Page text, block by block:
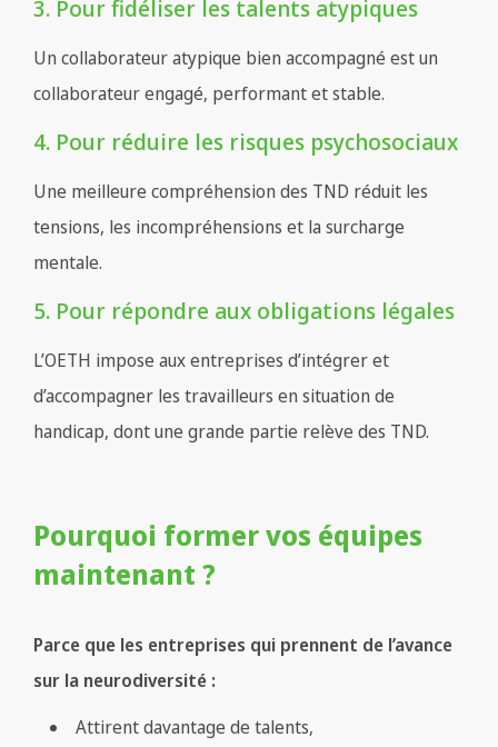
3. Pour fidéliser les talents atypiques
Un collaborateur atypique bien accompagné est un
collaborateur engagé, performant et stable.
4. Pour réduire les risques psychosociaux
Une meilleure compréhension des TND réduit les
tensions, les incompréhensions et la surcharge
mentale.
5. Pour répondre aux obligations légales
L’OETH impose aux entreprises d’intégrer et
d’accompagner les travailleurs en situation de
handicap, dont une grande partie relève des TND.
Pourquoi former vos équipes
maintenant ?
Parce que les entreprises qui prennent de l’avance
sur la neurodiversité :
Attirent davantage de talents,